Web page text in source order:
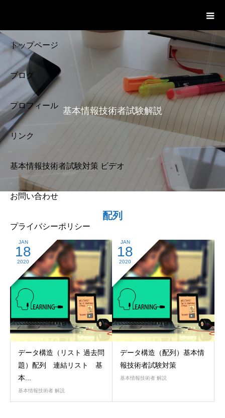
トップページ
ブログ
プロフィール
リンク
基本情報技術者試験対策 ビデオ
お問い合わせ
プライバシーポリシー
基本情報技術者試験解説
配列
JAN
18
2020
データ構造（リスト 過去問
題）配列 連結リスト 基
本...
基本情報技術者 解説
JAN
18
2020
データ構造（配列）基本情
報技術者試験対策
基本情報技術者 解説